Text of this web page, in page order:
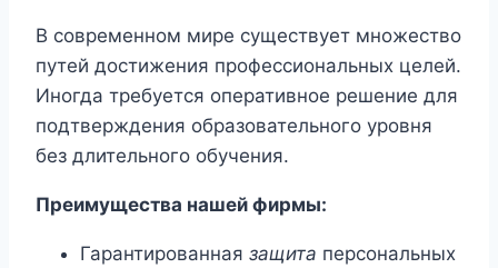
В современном мире существует множество
путей достижения профессиональных целей.
Иногда требуется оперативное решение для
подтверждения образовательного уровня
без длительного обучения.
Преимущества нашей фирмы:
Гарантированная защита персональных